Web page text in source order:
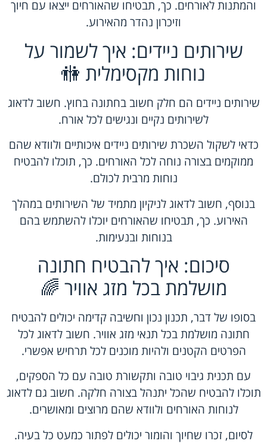
והמתנות לאורחים. כך, תבטיחו שהאורחים ייצאו עם חיוך
וזיכרון נהדר מהאירוע.
שירותים ניידים: איך לשמור על
נוחות מקסימלית 🚻
שירותים ניידים הם חלק חשוב בחתונה בחוץ. חשוב לדאוג
לשירותים נקיים ונגישים לכל אורח.
כדאי לשקול השכרת שירותים ניידים איכותיים ולוודא שהם
ממוקמים בצורה נוחה לכל האורחים. כך, תוכלו להבטיח
נוחות מרבית לכולם.
בנוסף, חשוב לדאוג לניקיון מתמיד של השירותים במהלך
האירוע. כך, תבטיחו שהאורחים יוכלו להשתמש בהם
בנוחות ובנעימות.
סיכום: איך להבטיח חתונה
מושלמת בכל מזג אוויר 🌈
בסופו של דבר, תכנון נכון וחשיבה קדימה יכולים להבטיח
חתונה מושלמת בכל תנאי מזג אוויר. חשוב לדאוג לכל
הפרטים הקטנים ולהיות מוכנים לכל תרחיש אפשרי.
עם תכנית גיבוי טובה ותקשורת טובה עם כל הספקים,
תוכלו להבטיח שהכל יתנהל בצורה חלקה. חשוב גם לדאוג
לנוחות האורחים ולוודא שהם מרוצים ומאושרים.
לסיום, זכרו שחיוך והומור יכולים לפתור כמעט כל בעיה.